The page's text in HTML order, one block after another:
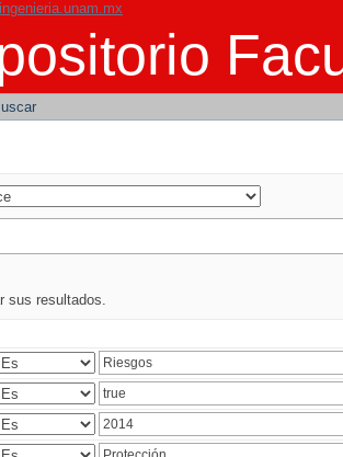
sus resultados.